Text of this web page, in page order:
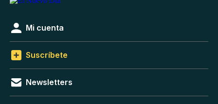
Mi cuenta
Suscríbete
Newsletters